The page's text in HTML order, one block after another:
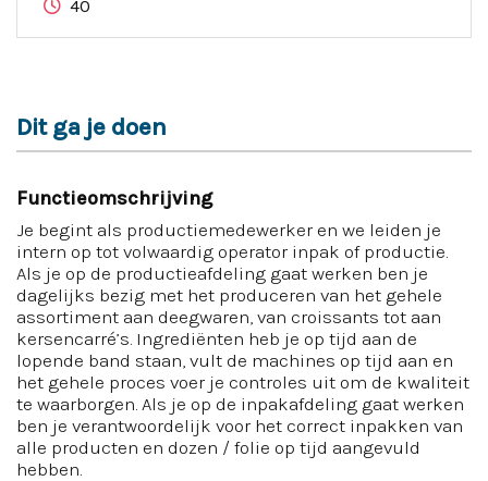
40
Dit ga je doen
Functieomschrijving
Je begint als productiemedewerker en we leiden je
intern op tot volwaardig operator inpak of productie.
Als je op de productieafdeling gaat werken ben je
dagelijks bezig met het produceren van het gehele
assortiment aan deegwaren, van croissants tot aan
kersencarré’s. Ingrediënten heb je op tijd aan de
lopende band staan, vult de machines op tijd aan en
het gehele proces voer je controles uit om de kwaliteit
te waarborgen. Als je op de inpakafdeling gaat werken
ben je verantwoordelijk voor het correct inpakken van
alle producten en dozen / folie op tijd aangevuld
hebben.